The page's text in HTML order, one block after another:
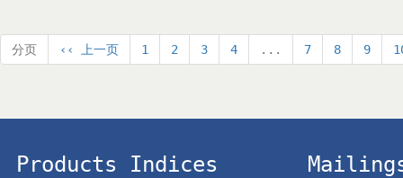
分页 ‹‹ 上一页 1 2 3 4 ... 7 8 9
Products Indices